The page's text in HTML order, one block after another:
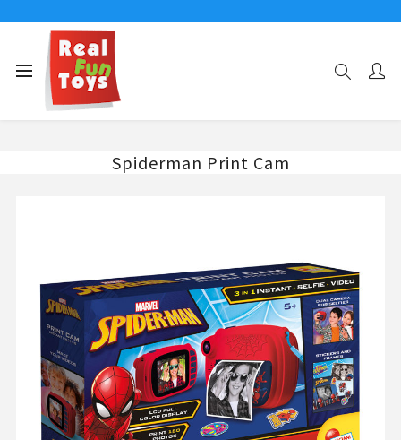
Αρχική σελίδα
Ηλεκτρονικά Παιδικά Παιχνίδια & Gadgets
Παιδικές Κάμερες
Spiderman Print Cam